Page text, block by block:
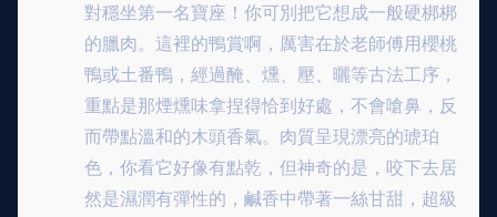
對穩坐第一名寶座！你可別把它想成一般硬梆梆
的臘肉。這裡的鴨賞啊，厲害在於老師傅用櫻桃
鴨或土番鴨，經過醃、燻、壓、曬等古法工序，
重點是那煙燻味拿捏得恰到好處，不會嗆鼻，反
而帶點溫和的木頭香氣。肉質呈現漂亮的琥珀
色，你看它好像有點乾，但神奇的是，咬下去居
然是濕潤有彈性的，鹹香中帶著一絲甘甜，超級